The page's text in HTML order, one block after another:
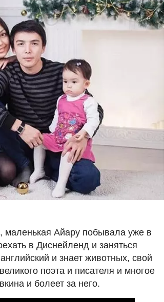
маленькая Айару побывала уже в
в Диснейленд и заняться
и знает животных, свой
поэта и писателя и многое
и болеет за него.